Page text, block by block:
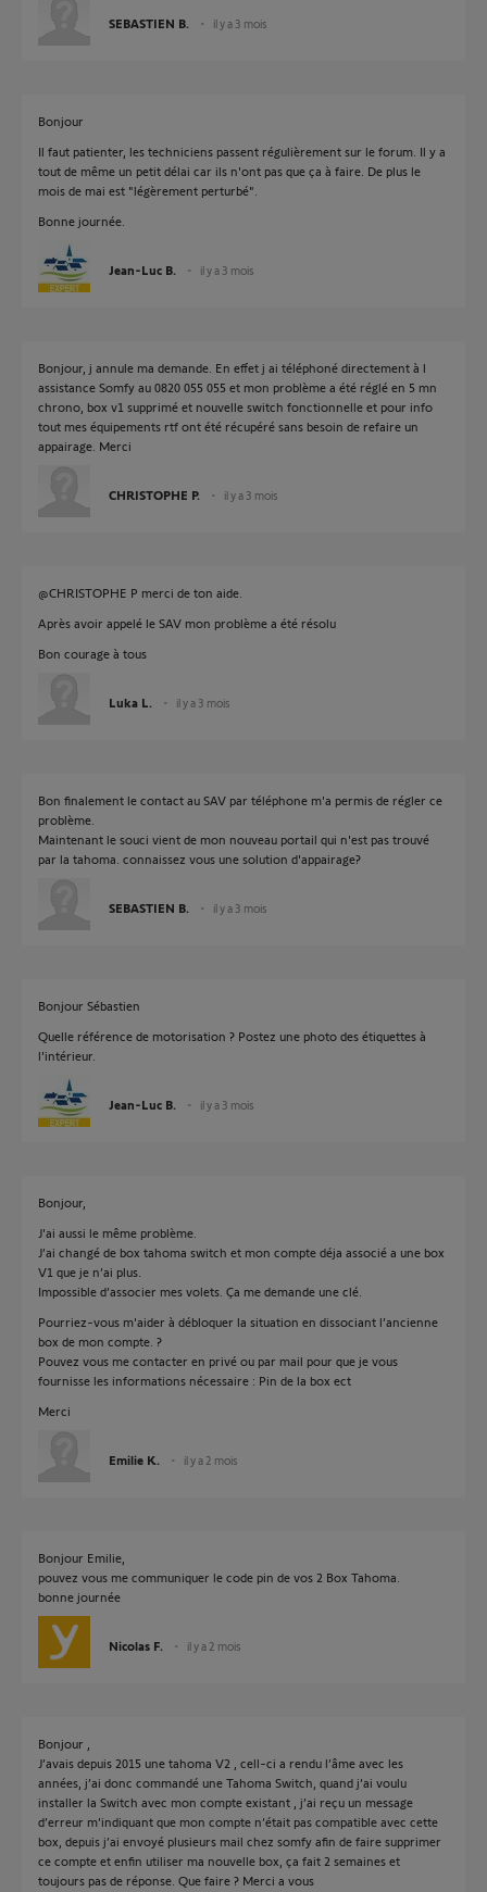
SEBASTIEN B. il y a 3 mois
Bonjour
Il faut patienter, les techniciens passent régulièrement sur le forum. Il y a
tout de même un petit délai car ils n'ont pas que ça à faire. De plus le
mois de mai est "légèrement perturbé".
Bonne journée.
Jean-Luc B. il y a 3 mois
Bonjour, j annule ma demande. En effet j ai téléphoné directement à l
assistance Somfy au 0820 055 055 et mon problème a été réglé en 5 mn
chrono, box v1 supprimé et nouvelle switch fonctionnelle et pour info
tout mes équipements rtf ont été récupéré sans besoin de refaire un
appairage. Merci
CHRISTOPHE P. il y a 3 mois
@CHRISTOPHE P merci de ton aide.
Après avoir appelé le SAV mon problème a été résolu
Bon courage à tous
Luka L. il y a 3 mois
Bon finalement le contact au SAV par téléphone m'a permis de régler ce
problème.
Maintenant le souci vient de mon nouveau portail qui n'est pas trouvé
par la tahoma. connaissez vous une solution d'appairage?
SEBASTIEN B. il y a 3 mois
Bonjour Sébastien
Quelle référence de motorisation ? Postez une photo des étiquettes à
l'intérieur.
Jean-Luc B. il y a 3 mois
Bonjour,
J'ai aussi le même problème.
J’ai changé de box tahoma switch et mon compte déja associé a une box
V1 que je n’ai plus.
Impossible d’associer mes volets. Ça me demande une clé.
Pourriez-vous m'aider à débloquer la situation en dissociant l’ancienne
box de mon compte. ?
Pouvez vous me contacter en privé ou par mail pour que je vous
fournisse les informations nécessaire : Pin de la box ect
Merci
Emilie K. il y a 2 mois
Bonjour Emilie,
pouvez vous me communiquer le code pin de vos 2 Box Tahoma.
bonne journée
Nicolas F. il y a 2 mois
Bonjour ,
J’avais depuis 2015 une tahoma V2 , cell-ci a rendu l’âme avec les
années, j’ai donc commandé une Tahoma Switch, quand j’ai voulu
installer la Switch avec mon compte existant , j’ai reçu un message
d’erreur m’indiquant que mon compte n’était pas compatible avec cette
box, depuis j’ai envoyé plusieurs mail chez somfy afin de faire supprimer
ce compte et enfin utiliser ma nouvelle box, ça fait 2 semaines et
toujours pas de réponse. Que faire ? Merci a vous